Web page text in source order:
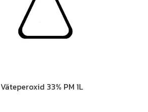
Väteperoxid 33% PM 1L